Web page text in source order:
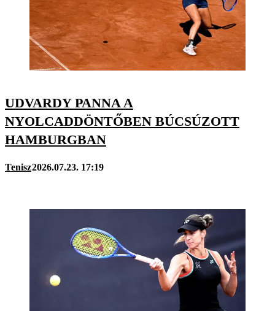
UDVARDY PANNA A
NYOLCADDÖNTŐBEN BÚCSÚZOTT
HAMBURGBAN
Tenisz2026.07.23. 17:19